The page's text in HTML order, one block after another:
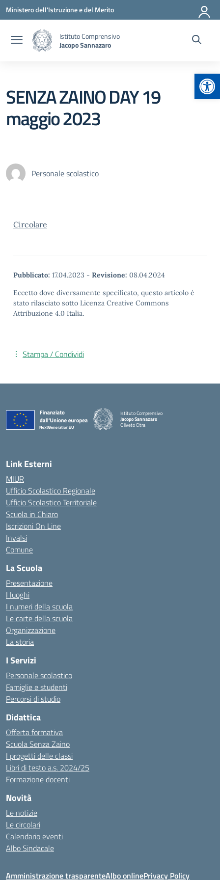
Vai ai contenuti
Vai al menu di navigazione
Vai al footer
Ministero dell'Istruzione e del Merito
Istituto Comprensivo
Jacopo Sannazaro
SENZA ZAINO DAY 19
maggio 2023
Personale scolastico
Circolare
Pubblicato: 17.04.2023 - Revisione: 08.04.2024
Eccetto dove diversamente specificato, questo articolo è
stato rilasciato sotto Licenza Creative Commons
Attribuzione 4.0 Italia.
Stampa / Condividi
Istituto Comprensivo
Jacopo Sannazaro
Oliveto Citra
Link Esterni
MIUR
Ufficio Scolastico Regionale
Ufficio Scolastico Territoriale
Scuola in Chiaro
Iscrizioni On Line
Invalsi
Comune
La Scuola
Presentazione
I luoghi
I numeri della scuola
Le carte della scuola
Organizzazione
La storia
I Servizi
Personale scolastico
Famiglie e studenti
Percorsi di studio
Didattica
Offerta formativa
Scuola Senza Zaino
I progetti delle classi
Libri di testo a.s. 2024/25
Formazione docenti
Novità
Le notizie
Le circolari
Calendario eventi
Albo Sindacale
Amministrazione trasparenteAlbo onlinePrivacy Policy